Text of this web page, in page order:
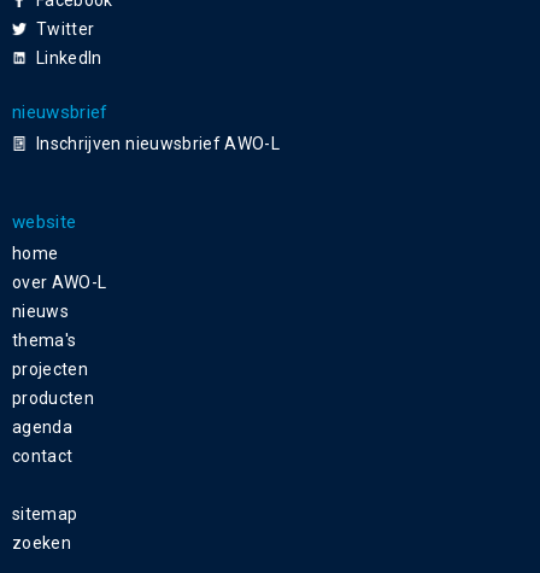
Twitter
LinkedIn
nieuwsbrief
Inschrijven nieuwsbrief AWO-L
website
home
over AWO-L
nieuws
thema's
projecten
producten
agenda
contact
sitemap
zoeken